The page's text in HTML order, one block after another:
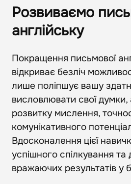
Розвиваємо
англійську
Покращення письмової
відкриває безліч
лише поліпшує вашу
висловлювати свої
розвитку мислення,
комунікативного
Вдосконалення цієї
успішного спілкування та
вражаючих результатів у